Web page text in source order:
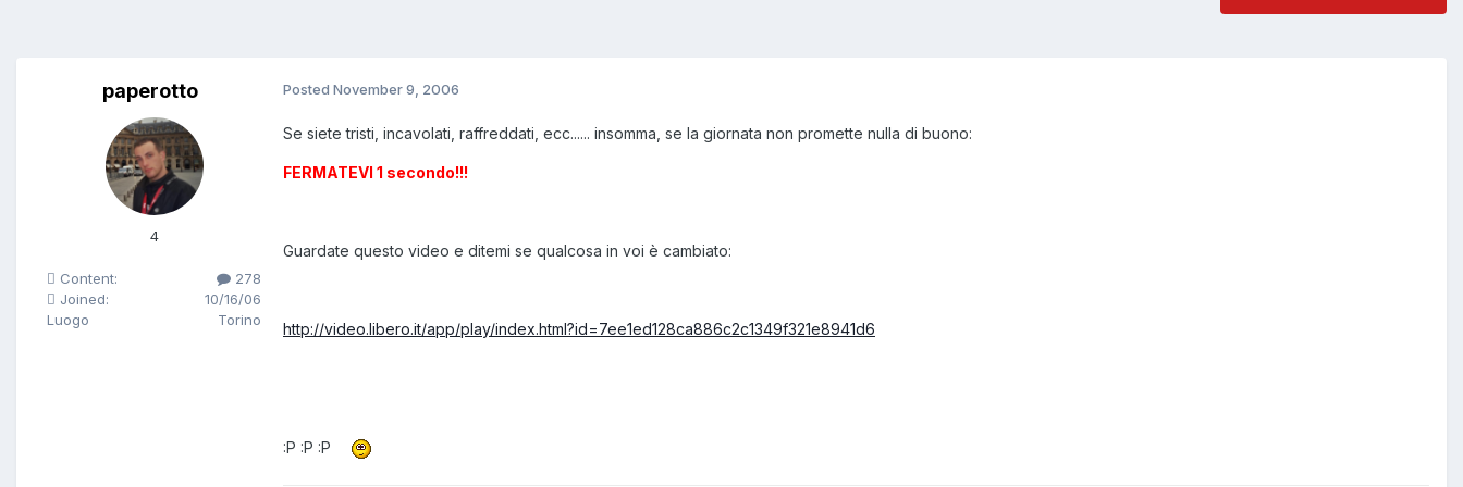
paperotto
4
Content:
278
Joined:
10/16/06
Luogo
Torino
Posted November 9, 2006
Se siete tristi, incavolati, raffreddati, ecc...... insomma, se la giornata non promette nulla di buono:
FERMATEVI 1 secondo!!!
Guardate questo video e ditemi se qualcosa in voi è cambiato:
http://video.libero.it/app/play/index.html?id=7ee1ed128ca886c2c1349f321e8941d6
:P :P :P